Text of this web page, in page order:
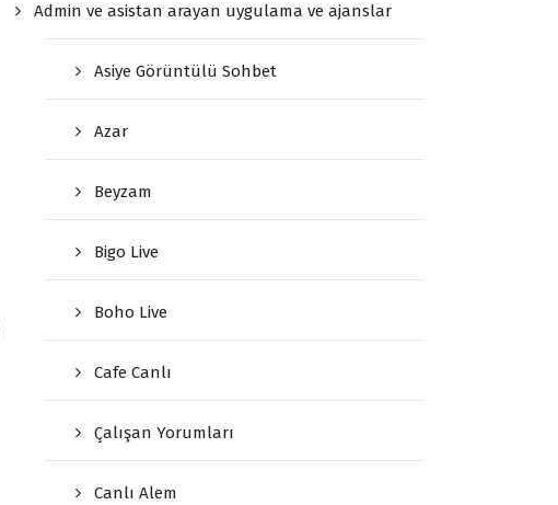
Admin ve asistan arayan uygulama ve ajanslar
Asiye Görüntülü Sohbet
Azar
Beyzam
Bigo Live
Boho Live
Cafe Canlı
Çalışan Yorumları
Canlı Alem